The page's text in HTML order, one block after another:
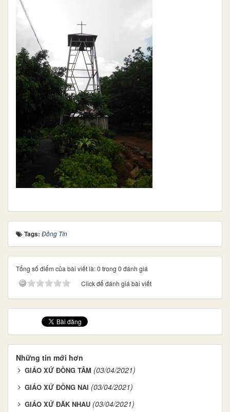
Tags: Đồng Tín
Tổng số điểm của bài viết là: 0 trong 0 đánh giá
Click để đánh giá bài viết
Những tin mới hơn
GIÁO XỨ ĐỒNG TÂM (03/04/2021)
GIÁO XỨ ĐỒNG NAI (03/04/2021)
GIÁO XỨ ĐĂK NHAU (03/04/2021)